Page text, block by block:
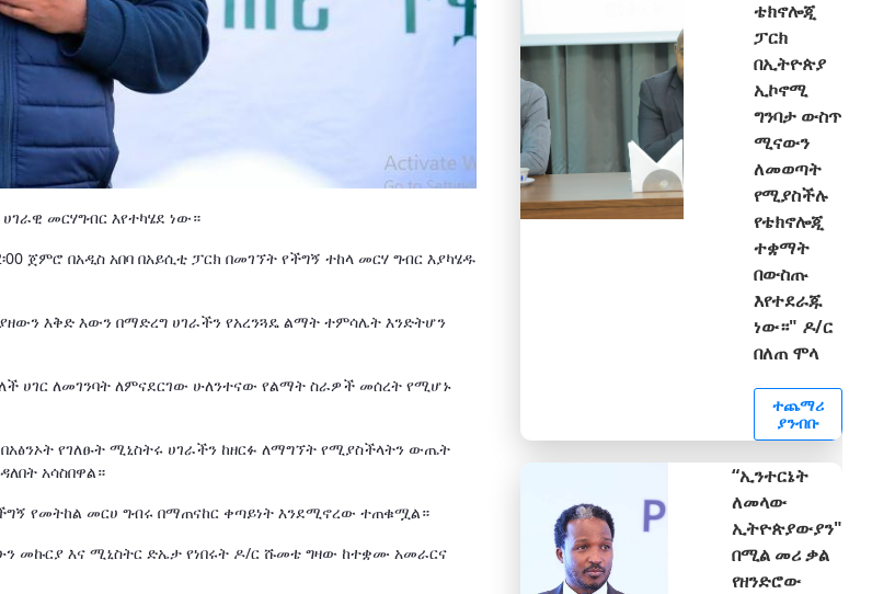
መርሃግብር እየተካሄደ ነው።
በአዲስ አበባ በአይሲቲ ፓርክ በመገኘት የችግኝ ተከላ መርሃ ግብር እያካሄዱ
እቅድ እውን በማድረግ ሀገራችን የአረንጓዴ ልማት ተምሳሌት እንድትሆን
ሀገር ለመገንባት ለምናደርገው ሁለንተናው የልማት ስራዎች መሰረት የሚሆኑ
የገለፁት ሚኒስትሩ ሀገራችን ከዘርፉ ለማግኘት የሚያስችላትን ውጤት
አሳስበዋል።
የመትከል መርሀ ግብሩ በማጠናከር ቀጣይነት እንደሚኖረው ተጠቁሟል።
መኩርያ እና ሚኒስትር ድኤታ የነበሩት ዶ/ር ሹመቴ ግዛው ከተቋሙ አመራርና
ቴክኖሎጂ
ፓርክ
በኢትዮጵያ
ኢኮኖሚ
ግንባታ ውስጥ
ሚናውን
ለመወጣት
የሚያስችሉ
የቴክኖሎጂ
ተቋማት
በውስጡ
እየተደራጁ
ነው።" ዶ/ር
በለጠ ሞላ
ተጨማሪ
ያንብቡ
“ኢንተርኔት
ለመላው
ኢትዮጵያውያን"
በሚል መሪ ቃል
የዘንድሮው